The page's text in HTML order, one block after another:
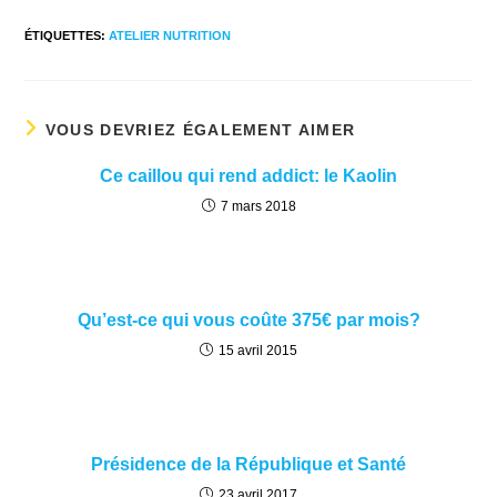
ÉTIQUETTES:ATELIER NUTRITION
VOUS DEVRIEZ ÉGALEMENT AIMER
Ce caillou qui rend addict: le Kaolin
7 mars 2018
Qu’est-ce qui vous coûte 375€ par mois?
15 avril 2015
Présidence de la République et Santé